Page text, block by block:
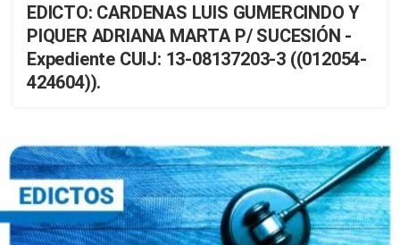
EDICTO: CARDENAS LUIS GUMERCINDO Y
PIQUER ADRIANA MARTA P/ SUCESIÓN -
Expediente CUIJ: 13-08137203-3 ((012054-
424604)).